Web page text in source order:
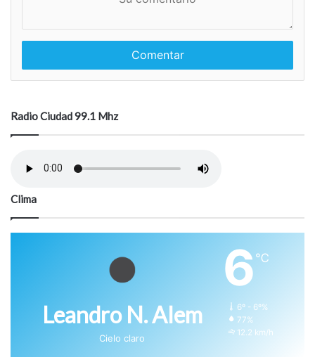
n
r
i
Radio Ciudad 99.1 Mhz
Clima
Leandro N. Alem
Cielo claro
6 ℃
6º - 6º%
77%
12.2 km/h